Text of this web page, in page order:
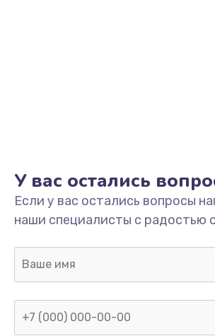
У вас остались
Если у вас остались вопросы
наши специалисты с радостью